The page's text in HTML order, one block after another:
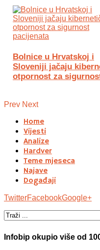
Bolnice u Hrvatskoj i
Sloveniji jačaju
otpornost za
Prev Next
Home
Vijesti
Analize
Hardver
Teme mjeseca
Najave
Događaji
TwitterFacebookGoogle+
Infobip okupio više od